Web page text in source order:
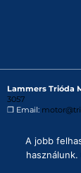
Lammers Trióda
3057
❒ Email:
Powered by
A jobb
használunk.